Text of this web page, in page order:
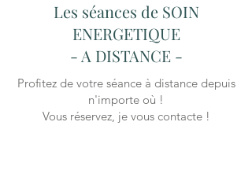
Les séances de SOIN
ENERGETIQUE
- A DISTANCE -
Profitez de votre séance à distance depuis
n'importe où !
Vous réservez, je vous contacte !